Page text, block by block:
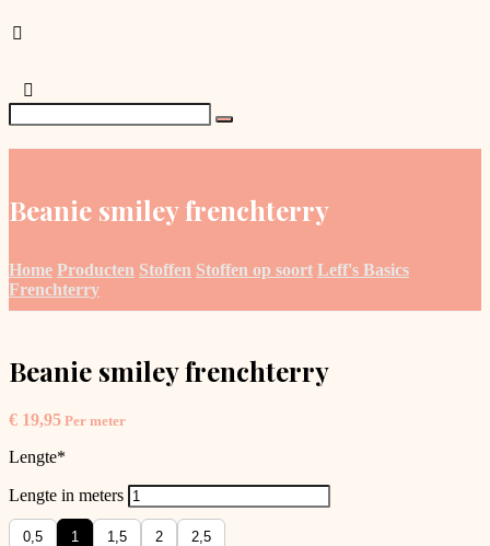
Beanie smiley frenchterry
Home Producten Stoffen Stoffen op soort Leff's Basics
Frenchterry
Beanie smiley frenchterry
€ 19,95 Per meter
Lengte*
Lengte in meters
0,5 1 1,5 2 2,5